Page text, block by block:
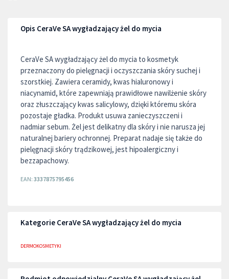
Opis CeraVe SA wygładzający żel do mycia
CeraVe SA wygładzający żel do mycia to kosmetyk
przeznaczony do pielęgnacji i oczyszczania skóry suchej i
szorstkiej. Zawiera ceramidy, kwas hialuronowy i
niacynamid, które zapewniają prawidłowe nawilżenie skóry
oraz złuszczający kwas salicylowy, dzięki któremu skóra
pozostaje gładka. Produkt usuwa zanieczyszczeni i
nadmiar sebum. Żel jest delikatny dla skóry i nie narusza jej
naturalnej bariery ochronnej. Preparat nadaje się także do
pielęgnacji skóry trądzikowej, jest hipoalergiczny i
bezzapachowy.
EAN: 3337875795456
Kategorie CeraVe SA wygładzający żel do mycia
DERMOKOSMETYKI